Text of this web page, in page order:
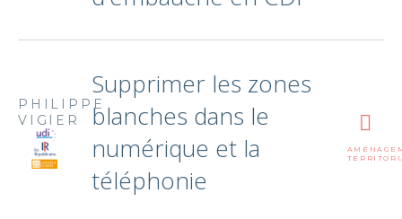
PHILIPPE
VIGIER
Supprimer les zones
blanches dans le
numérique et la
téléphonie